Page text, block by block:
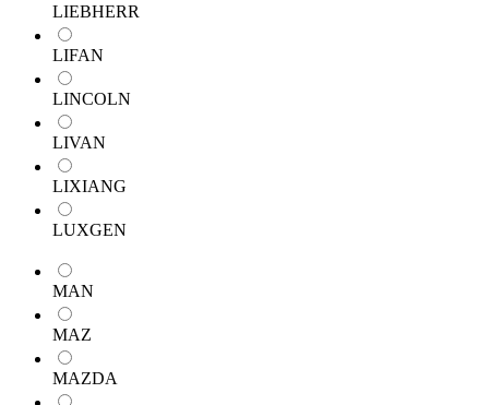
LIEBHERR
LIFAN
LINCOLN
LIVAN
LIXIANG
LUXGEN
MAN
MAZ
MAZDA